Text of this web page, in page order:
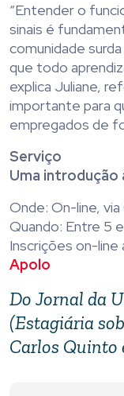
“Entender o
sinais é
comunidade
que todo
explica Juliane,
importante para
empregados de
Serviço
Uma introdução
Onde: On-line,
Quando: Entre 5
Inscrições on-
Apolo
Do Jornal da
(Estagiária
Carlos Quinto